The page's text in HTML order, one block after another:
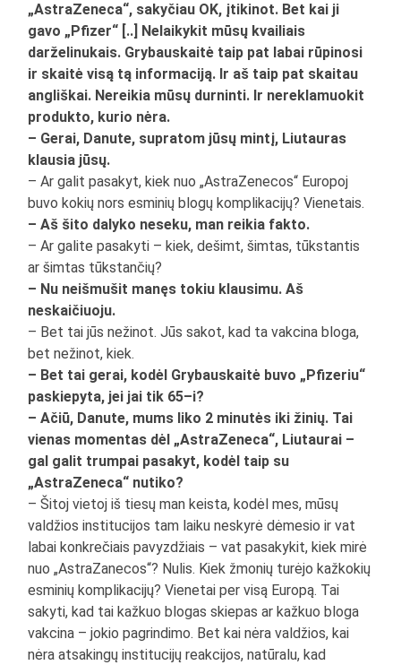
„AstraZeneca“, sakyčiau OK, įtikinot. Bet kai ji
gavo „Pfizer“ [..] Nelaikykit mūsų kvailiais
darželinukais. Grybauskaitė taip pat labai rūpinosi
ir skaitė visą tą informaciją. Ir aš taip pat skaitau
angliškai. Nereikia mūsų durninti. Ir nereklamuokit
produkto, kurio nėra.
– Gerai, Danute, supratom jūsų mintį, Liutauras
klausia jūsų.
– Ar galit pasakyt, kiek nuo „AstraZenecos“ Europoj
buvo kokių nors esminių blogų komplikacijų? Vienetais.
– Aš šito dalyko neseku, man reikia fakto.
– Ar galite pasakyti – kiek, dešimt, šimtas, tūkstantis
ar šimtas tūkstančių?
– Nu neišmušit manęs tokiu klausimu. Aš
neskaičiuoju.
– Bet tai jūs nežinot. Jūs sakot, kad ta vakcina bloga,
bet nežinot, kiek.
– Bet tai gerai, kodėl Grybauskaitė buvo „Pfizeriu“
paskiepyta, jei jai tik 65–i?
– Ačiū, Danute, mums liko 2 minutės iki žinių. Tai
vienas momentas dėl „AstraZeneca“, Liutaurai –
gal galit trumpai pasakyt, kodėl taip su
„AstraZeneca“ nutiko?
– Šitoj vietoj iš tiesų man keista, kodėl mes, mūsų
valdžios institucijos tam laiku neskyrė dėmesio ir vat
labai konkrečiais pavyzdžiais – vat pasakykit, kiek mirė
nuo „AstraZanecos“? Nulis. Kiek žmonių turėjo kažkokių
esminių komplikacijų? Vienetai per visą Europą. Tai
sakyti, kad tai kažkuo blogas skiepas ar kažkuo bloga
vakcina – jokio pagrindimo. Bet kai nėra valdžios, kai
nėra atsakingų institucijų reakcijos, natūralu, kad